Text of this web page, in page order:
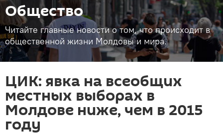
Общество
Читайте главные новости о том, что происходит в
общественной жизни Молдовы и мира.
ЦИК: явка на всеобщих
местных выборах в
Молдове ниже, чем в 2015
году